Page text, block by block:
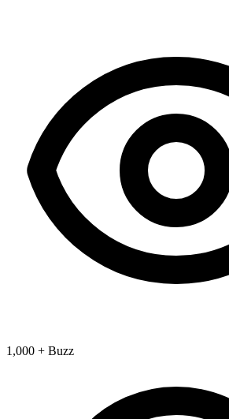
1,000 + Buzz